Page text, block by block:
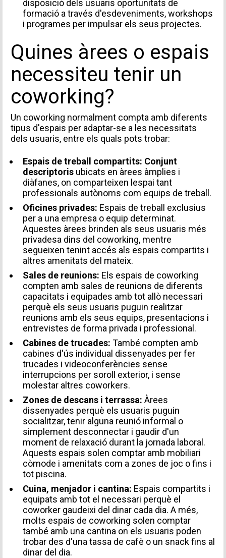
disposició dels usuaris oportunitats de
formació a través d'esdeveniments, workshops
i programes per impulsar els seus projectes.
Quines àrees o espais
necessiteu tenir un
coworking?
Un coworking normalment compta amb diferents
tipus d'espais per adaptar-se a les necessitats
dels usuaris, entre els quals pots trobar:
Espais de treball compartits: Conjunt
descriptoris ubicats en àrees àmplies i
diàfanes, on comparteixen lespai tant
professionals autònoms com equips de treball.
Oficines privades: Espais de treball exclusius
per a una empresa o equip determinat.
Aquestes àrees brinden als seus usuaris més
privadesa dins del coworking, mentre
segueixen tenint accés als espais compartits i
altres amenitats del mateix.
Sales de reunions: Els espais de coworking
compten amb sales de reunions de diferents
capacitats i equipades amb tot allò necessari
perquè els seus usuaris puguin realitzar
reunions amb els seus equips, presentacions i
entrevistes de forma privada i professional.
Cabines de trucades: També compten amb
cabines d'ús individual dissenyades per fer
trucades i videoconferències sense
interrupcions per soroll exterior, i sense
molestar altres coworkers.
Zones de descans i terrassa: Àrees
dissenyades perquè els usuaris puguin
socialitzar, tenir alguna reunió informal o
simplement desconnectar i gaudir d'un
moment de relaxació durant la jornada laboral.
Aquests espais solen comptar amb mobiliari
còmode i amenitats com a zones de joc o fins i
tot piscina.
Cuina, menjador i cantina: Espais compartits i
equipats amb tot el necessari perquè el
coworker gaudeixi del dinar cada dia. A més,
molts espais de coworking solen comptar
també amb una cantina on els usuaris poden
trobar des d'una tassa de cafè o un snack fins al
dinar del dia.